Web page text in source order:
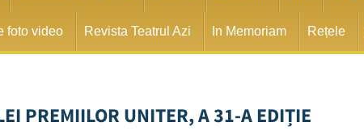
foto video Revista Teatrul Azi In Memoriam Rețele
PREMIILOR UNITER, A 31-A EDIȚIE